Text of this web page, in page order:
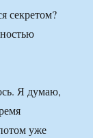
секретом?
Я думаю,
уже